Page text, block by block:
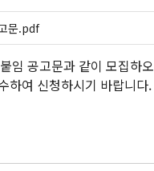
문.pdf
임 공고문과 같이 모집하
여 신청하시기 바랍니다.